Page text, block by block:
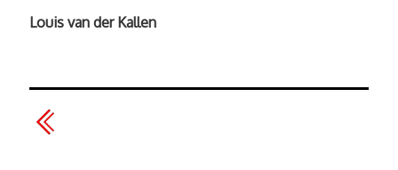
Louis van der Kallen